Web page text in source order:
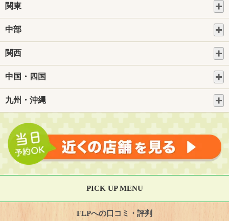
関東
中部
関西
中国・四国
九州・沖縄
PICK UP MENU
FLPへの口コミ・評判